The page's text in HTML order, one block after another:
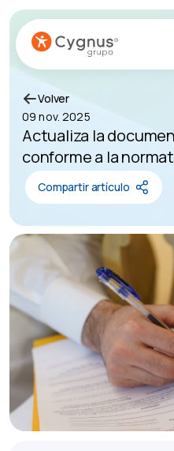
Volver
09 nov. 2025
Actualiza la
conforme a la
Compartir artículo